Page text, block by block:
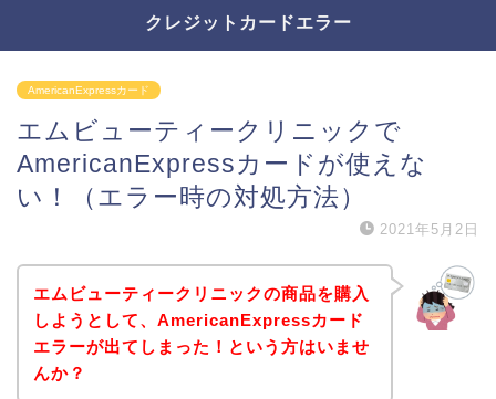
クレジットカードエラー
AmericanExpressカード
エムビューティークリニックで
AmericanExpressカードが使えな
い！（エラー時の対処方法）
2021年5月2日
エムビューティークリニックの商品を購入
しようとして、AmericanExpressカード
エラーが出てしまった！という方はいませ
んか？